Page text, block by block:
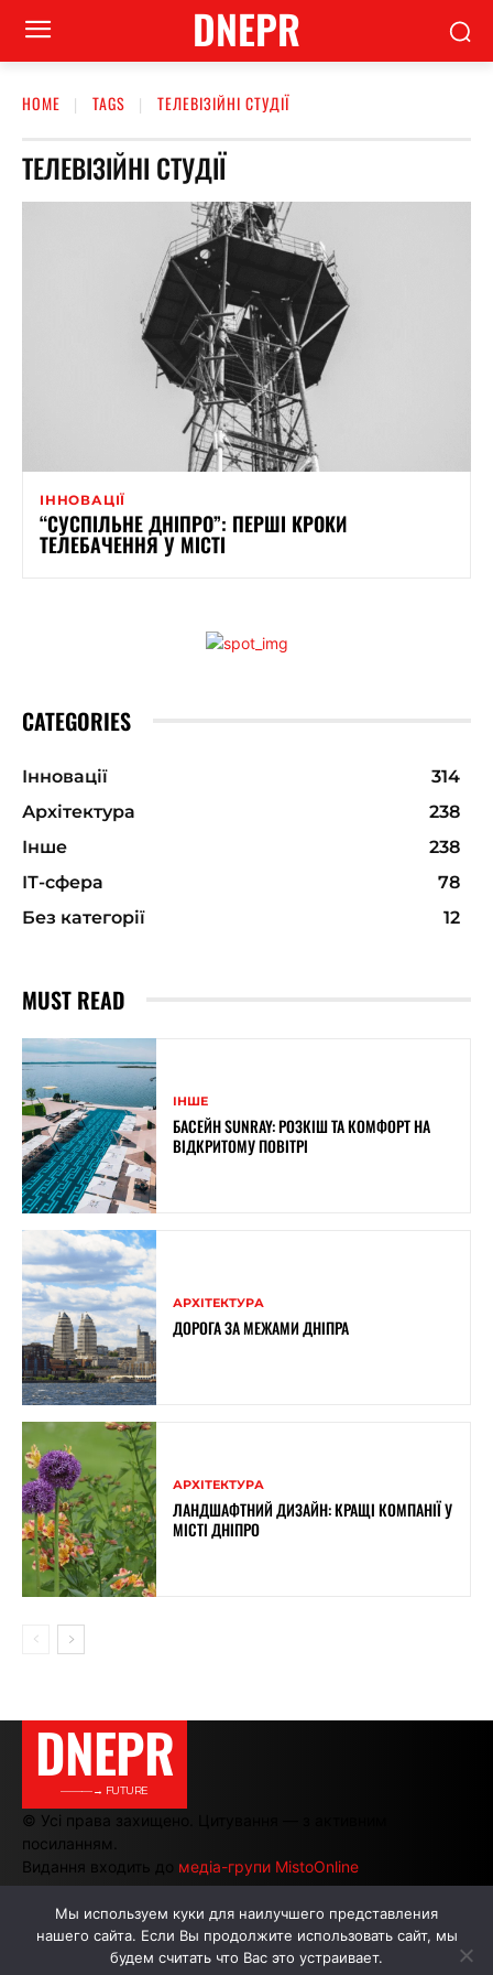
DNEPR
HOME TAGS ТЕЛЕВІЗІЙНІ СТУДІЇ
ТЕЛЕВІЗІЙНІ СТУДІЇ
ІННОВАЦІЇ
“СУСПІЛЬНЕ ДНІПРО”: ПЕРШІ КРОКИ
ТЕЛЕБАЧЕННЯ У МІСТІ
CATEGORIES
Інновації
314
Архітектура
238
Інше
238
ІТ-сфера
78
Без категорії
12
MUST READ
ІНШЕ
БАСЕЙН SUNRAY: РОЗКІШ ТА КОМФОРТ НА
ВІДКРИТОМУ ПОВІТРІ
АРХІТЕКТУРА
ДОРОГА ЗА МЕЖАМИ ДНІПРА
АРХІТЕКТУРА
ЛАНДШАФТНИЙ ДИЗАЙН: КРАЩІ КОМПАНІЇ У
МІСТІ ДНІПРО
DNEPR
———→ FUTURE
© Усі права захищено. Цитування — з активним
посиланням.
Видання входить до медіа-групи MistoOnline
АВТОРИ РЕКЛАМА НА САЙТІ
Мы используем куки для наилучшего представления
нашего сайта. Если Вы продолжите использовать сайт, мы
будем считать что Вас это устраивает.